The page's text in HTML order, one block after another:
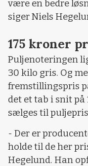
være en bedre
siger Niels
175 kroner
Puljenoteringen
30 kilo gris. Og
fremstillingspris
det et tab i snit på
sælges til
- Der er
holde til de her
Hegelund. Han